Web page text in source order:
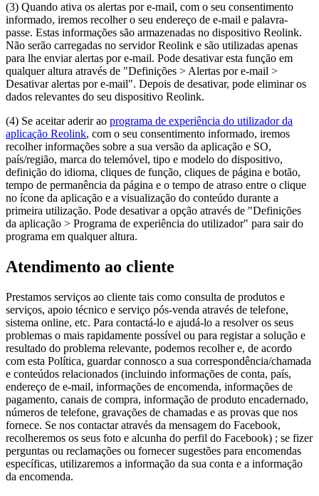
(3) Quando ativa os alertas por e-mail, com o seu consentimento
informado, iremos recolher o seu endereço de e-mail e palavra-
passe. Estas informações são armazenadas no dispositivo Reolink.
Não serão carregadas no servidor Reolink e são utilizadas apenas
para lhe enviar alertas por e-mail. Pode desativar esta função em
qualquer altura através de "Definições > Alertas por e-mail >
Desativar alertas por e-mail". Depois de desativar, pode eliminar os
dados relevantes do seu dispositivo Reolink.
(4) Se aceitar aderir ao programa de experiência do utilizador da
aplicação Reolink, com o seu consentimento informado, iremos
recolher informações sobre a sua versão da aplicação e SO,
país/região, marca do telemóvel, tipo e modelo do dispositivo,
definição do idioma, cliques de função, cliques de página e botão,
tempo de permanência da página e o tempo de atraso entre o clique
no ícone da aplicação e a visualização do conteúdo durante a
primeira utilização. Pode desativar a opção através de "Definições
da aplicação > Programa de experiência do utilizador" para sair do
programa em qualquer altura.
Atendimento ao cliente
Prestamos serviços ao cliente tais como consulta de produtos e
serviços, apoio técnico e serviço pós-venda através de telefone,
sistema online, etc. Para contactá-lo e ajudá-lo a resolver os seus
problemas o mais rapidamente possível ou para registar a solução e
resultado do problema relevante, podemos recolher e, de acordo
com esta Política, guardar connosco a sua correspondência/chamada
e conteúdos relacionados (incluindo informações de conta, país,
endereço de e-mail, informações de encomenda, informações de
pagamento, canais de compra, informação de produto encadernado,
números de telefone, gravações de chamadas e as provas que nos
fornece. Se nos contactar através da mensagem do Facebook,
recolheremos os seus foto e alcunha do perfil do Facebook) ; se fizer
perguntas ou reclamações ou fornecer sugestões para encomendas
específicas, utilizaremos a informação da sua conta e a informação
da encomenda.